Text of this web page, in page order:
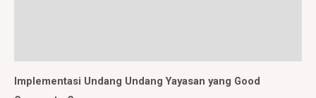
Implementasi Undang Undang Yayasan yang Good